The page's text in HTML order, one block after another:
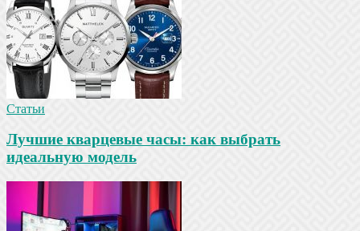
Статьи
Лучшие кварцевые часы: как выбрать
идеальную модель